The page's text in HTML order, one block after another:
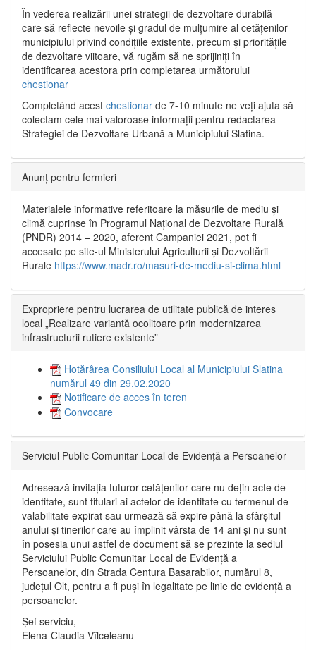
În vederea realizării unei strategii de dezvoltare durabilă
care să reflecte nevoile și gradul de mulțumire al cetățenilor
municipiului privind condițiile existente, precum și prioritățile
de dezvoltare viitoare, vă rugăm să ne sprijiniți în
identificarea acestora prin completarea următorului
chestionar
Completând acest chestionar de 7-10 minute ne veți ajuta să
colectam cele mai valoroase informații pentru redactarea
Strategiei de Dezvoltare Urbană a Municipiului Slatina.
Anunț pentru fermieri
Materialele informative referitoare la măsurile de mediu și
climă cuprinse în Programul Național de Dezvoltare Rurală
(PNDR) 2014 – 2020, aferent Campaniei 2021, pot fi
accesate pe site-ul Ministerului Agriculturii și Dezvoltării
Rurale https://www.madr.ro/masuri-de-mediu-si-clima.html
Expropriere pentru lucrarea de utilitate publică de interes
local „Realizare variantă ocolitoare prin modernizarea
infrastructurii rutiere existente”
Hotărârea Consiliului Local al Municipiului Slatina
numărul 49 din 29.02.2020
Notificare de acces în teren
Convocare
Serviciul Public Comunitar Local de Evidență a Persoanelor
Adresează invitația tuturor cetățenilor care nu dețin acte de
identitate, sunt titulari ai actelor de identitate cu termenul de
valabilitate expirat sau urmează să expire până la sfârșitul
anului și tinerilor care au împlinit vârsta de 14 ani și nu sunt
în posesia unui astfel de document să se prezinte la sediul
Serviciului Public Comunitar Local de Evidență a
Persoanelor, din Strada Centura Basarabilor, numărul 8,
județul Olt, pentru a fi puși în legalitate pe linie de evidență a
persoanelor.
Șef serviciu,
Elena-Claudia Vîlceleanu